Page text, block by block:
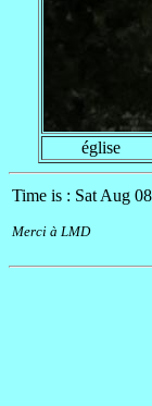
église
Time is : Sat Aug
Merci à LMD